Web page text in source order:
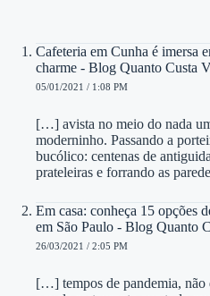
Cafeteria em Cunha é imersa
charme - Blog Quanto Custa
05/01/2021 / 1:08 PM
[…] avista no meio do nada
moderninho. Passando a
bucólico: centenas de
prateleiras e forrando as
Em casa: conheça 15 opções
em São Paulo - Blog Quanto
26/03/2021 / 2:05 PM
[…] tempos de pandemia, não